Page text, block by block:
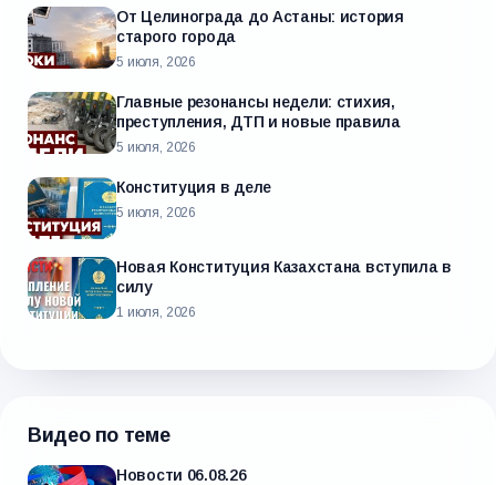
От Целинограда до Астаны: история
старого города
5 июля, 2026
Главные резонансы недели: стихия,
преступления, ДТП и новые правила
5 июля, 2026
Конституция в деле
5 июля, 2026
Новая Конституция Казахстана вступила в
силу
1 июля, 2026
Видео по теме
Новости 06.08.26